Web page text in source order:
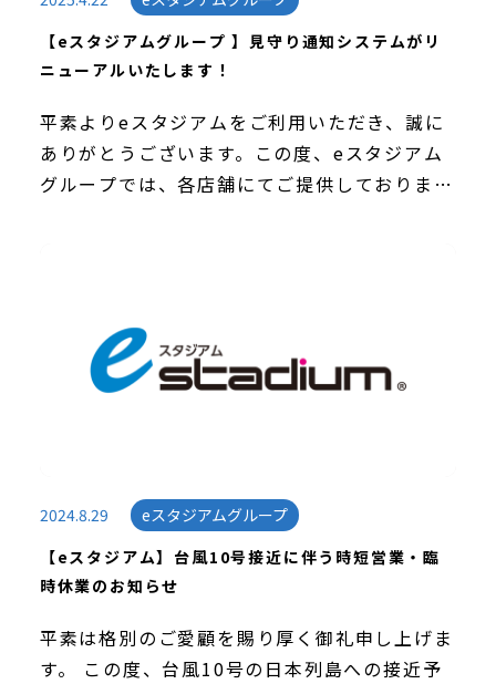
【eスタジアムグループ 】見守り通知システムがリ
ニューアルいたします！
平素よりeスタジアムをご利用いただき、誠に
ありがとうございます。この度、eスタジアム
グループでは、各店舗にてご提供しておりまし
2024.8.29
eスタジアムグループ
【eスタジアム】台風10号接近に伴う時短営業・臨
時休業のお知らせ
平素は格別のご愛顧を賜り厚く御礼申し上げま
す。 この度、台風10号の日本列島への接近予